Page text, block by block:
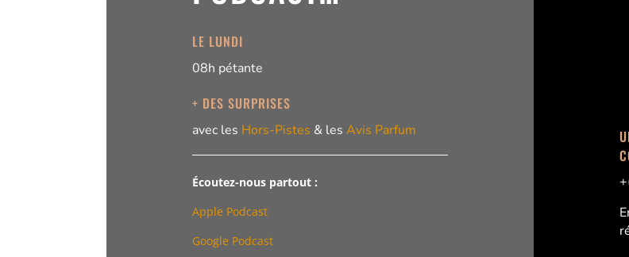
LE LUNDI
08h pétante
+ DES SURPRISES
avec les Hors-Pistes & les Avis Parfum
Écoutez-nous partout :
Apple Podcast
Google Podcast